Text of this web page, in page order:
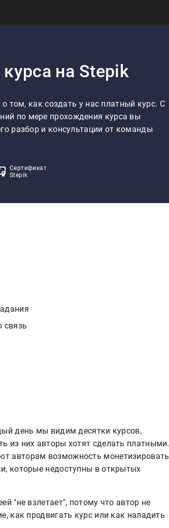
на Stepik
том, как создать у нас платный курс. С
по мере прохождения курса вы
разбор и консультации от команды
Сертификат
Stepik
связь
день мы видим десятки курсов,
из них авторы хотят сделать платными.
авторам возможность монетизировать
которые недоступны в открытых
"не взлетает", потому что автор не
как продвигать курс или как наладить